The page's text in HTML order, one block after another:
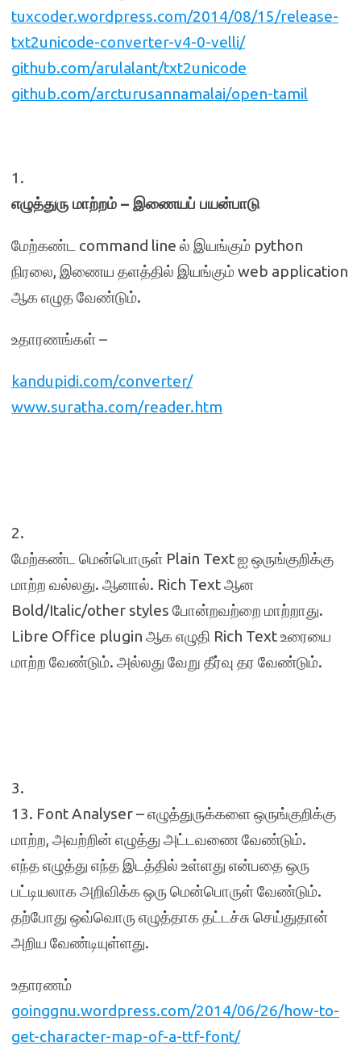
tuxcoder.wordpress.com/2014/08/15/release-
txt2unicode-converter-v4-0-velli/
github.com/arulalant/txt2unicode
github.com/arcturusannamalai/open-tamil
1.
எழுத்துரு மாற்றம் – இணையப் பயன்பாடு
மேற்கண்ட command line ல் இயங்கும் python
நிரலை, இணைய தளத்தில் இயங்கும் web application
ஆக எழுத வேண்டும்.
உதாரணங்கள் –
kandupidi.com/converter/
www.suratha.com/reader.htm
2.
மேற்கண்ட மென்பொருள் Plain Text ஐ ஒருங்குறிக்கு
மாற்ற வல்லது. ஆனால். Rich Text ஆன
Bold/Italic/other styles போன்றவற்றை மாற்றாது.
Libre Office plugin ஆக எழுதி Rich Text உரையை
மாற்ற வேண்டும். அல்லது வேறு தீர்வு தர வேண்டும்.
3.
13. Font Analyser – எழுத்துருக்களை ஒருங்குறிக்கு
மாற்ற, அவற்றின் எழுத்து அட்டவணை வேண்டும்.
எந்த எழுத்து எந்த இடத்தில் உள்ளது என்பதை ஒரு
பட்டியலாக அறிவிக்க ஒரு மென்பொருள் வேண்டும்.
தற்போது ஒவ்வொரு எழுத்தாக தட்டச்சு செய்துதான்
அறிய வேண்டியுள்ளது.
உதாரணம்
goinggnu.wordpress.com/2014/06/26/how-to-
get-character-map-of-a-ttf-font/